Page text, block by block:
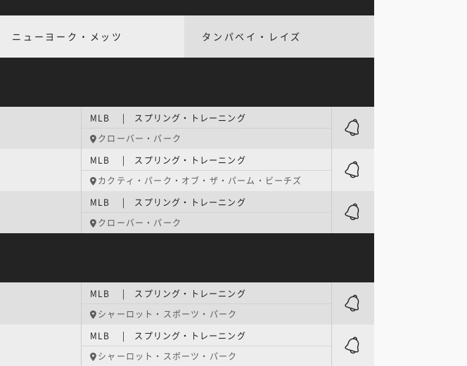
ニューヨーク・メッツ タンパベイ・レイズ
MLB | スプリング・トレーニング
クローバー・パーク
MLB | スプリング・トレーニング
カクティ・パーク・オブ・ザ・パーム・ビーチズ
MLB | スプリング・トレーニング
クローバー・パーク
MLB | スプリング・トレーニング
シャーロット・スポーツ・パーク
MLB | スプリング・トレーニング
シャーロット・スポーツ・パーク